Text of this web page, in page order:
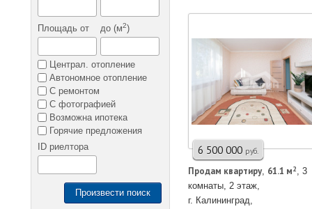
Площадь от до (м2)
Централ. отопление
Автономное отопление
С ремонтом
С фотографией
Возможна ипотека
Горячие предложения
ID риелтора
Произвести поиск
6 500 000 руб.
Продам квартирy, 61.1 м2, 3
комнаты, 2 этаж,
г. Калининград,